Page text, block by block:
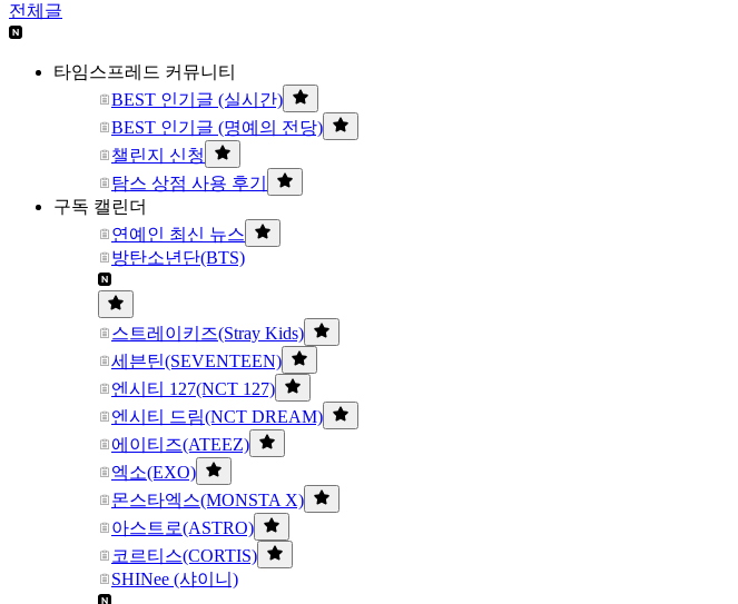
전체글
타임스프레드 커뮤니티
BEST 인기글 (실시간)
BEST 인기글 (명예의 전당)
챌린지 신청
탐스 상점 사용 후기
구독 캘린더
연예인 최신 뉴스
방탄소년단(BTS)
스트레이키즈(Stray Kids)
세븐틴(SEVENTEEN)
엔시티 127(NCT 127)
엔시티 드림(NCT DREAM)
에이티즈(ATEEZ)
엑소(EXO)
몬스타엑스(MONSTA X)
아스트로(ASTRO)
코르티스(CORTIS)
SHINee (샤이니)